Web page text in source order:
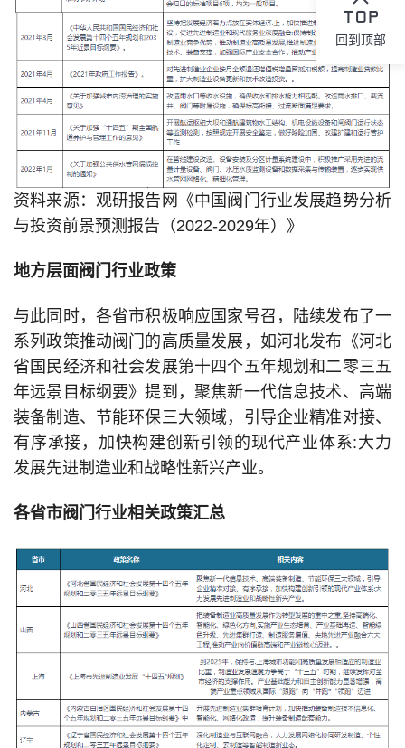
资料来源：观研报告网《中国阀门行业发展趋势分析
与投资前景预测报告（2022-2029年）》
地方层面阀门行业政策
与此同时，各省市积极响应国家号召，陆续发布了一
系列政策推动阀门的高质量发展，如河北发布《河北
省国民经济和社会发展第十四个五年规划和二零三五
年远景目标纲要》提到，聚焦新一代信息技术、高端
装备制造、节能环保三大领域，引导企业精准对接、
有序承接，加快构建创新引领的现代产业体系:大力
发展先进制造业和战略性新兴产业。
各省市阀门行业相关政策汇总
回到顶部